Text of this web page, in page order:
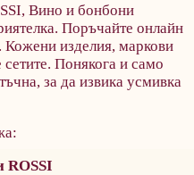
Вино и бонбони
Поръчайте онлайн
изделия, маркови
Понякога и само
за да извика усмивка
ROSSI